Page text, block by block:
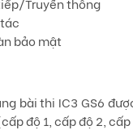
bảo mật
bài thi IC3 GS6
độ 1, cấp độ 2,